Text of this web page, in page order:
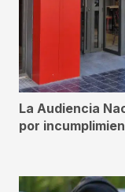
La Audiencia
por